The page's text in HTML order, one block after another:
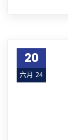
20
六月 24